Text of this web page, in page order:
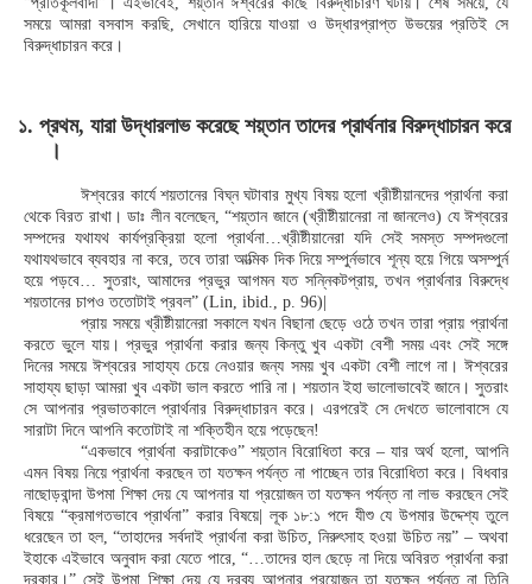
সময়ে আমরা বসবাস করছি, সেখানে হারিয়ে যাওয়া ও উদ্ধারপ্রাপ্ত উভয়ের প্রতিই সে
বিরুদ্ধাচারন করে।
১. প্রথম, যারা উদ্ধারলাভ করেছে শয়্তান তাদের প্রার্থনার বিরুদ্ধাচারন করে
।
ঈশ্বরের কার্যে শয়তানের বিঘ্ন ঘটাবার মুখ্য বিষয় হলো খ্রীষ্টীয়ানদের প্রার্থনা করা
থেকে বিরত রাখা। ডাঃ লীন বলেছেন, “শয়্তান জানে (খ্রীষ্টীয়ানেরা না জানলেও) যে ঈশ্বরের
সম্পদের যথাযথ কার্যপ্রক্রিয়া হলো প্রার্থনা…খ্রীষ্টীয়ানেরা যদি সেই সমস্ত সম্পদগুলো
যথাযথভাবে ব্যবহার না করে, তবে তারা আত্মিক দিক দিয়ে সম্পুর্নভাবে শূন্য হয়ে গিয়ে অসম্পুর্ন
হয়ে পড়বে… সুতরাং, আমাদের প্রভুর আগমন যত সন্নিকটপ্রায়, তখন প্রার্থনার বিরুদ্ধে
শয়তানের চাপও ততোটাই প্রবল” (Lin, ibid., p. 96)|
প্রায় সময়ে খ্রীষ্টীয়ানেরা সকালে যখন বিছানা ছেড়ে ওঠে তখন তারা প্রায় প্রার্থনা
করতে ভুলে যায়। প্রভুর প্রার্থনা করার জন্য কিন্তু খুব একটা বেশী সময় এবং সেই সঙ্গে
দিনের সময়ে ঈশ্বরের সাহায্য চেয়ে নেওয়ার জন্য সময় খুব একটা বেশী লাগে না। ঈশ্বরের
সাহায্য ছাড়া আমরা খুব একটা ভাল করতে পারি না। শয়তান ইহা ভালোভাবেই জানে। সুতরাং
সে আপনার প্রভাতকালে প্রার্থনার বিরুদ্ধাচারন করে। এরপরেই সে দেখতে ভালোবাসে যে
সারাটা দিনে আপনি কতোটাই না শক্তিহীন হয়ে পড়েছেন!
“একভাবে প্রার্থনা করাটাকেও” শয়্তান বিরোধিতা করে – যার অর্থ হলো, আপনি
এমন বিষয় নিয়ে প্রার্থনা করছেন তা যতক্ষন পর্যন্ত না পাচ্ছেন তার বিরোধিতা করে। বিধবার
নাছোড়বান্দা উপমা শিক্ষা দেয় যে আপনার যা প্রয়োজন তা যতক্ষন পর্যন্ত না লাভ করছেন সেই
বিষয়ে “ক্রমাগতভাবে প্রার্থনা” করার বিষয়ে| লূক ১৮:১ পদে যীশু যে উপমার উদ্দেশ্য তুলে
ধরেছেন তা হল, “তাহাদের সর্বদাই প্রার্থনা করা উচিত, নিরুৎসাহ হওয়া উচিত নয়” – অথবা
ইহাকে এইভাবে অনুবাদ করা যেতে পারে, “…তাদের হাল ছেড়ে না দিয়ে অবিরত প্রার্থনা করা
দরকার।” সেই উপমা শিক্ষা দেয় যে দ্রব্য আপনার প্রয়োজন তা যতক্ষন পর্যন্ত না তিনি